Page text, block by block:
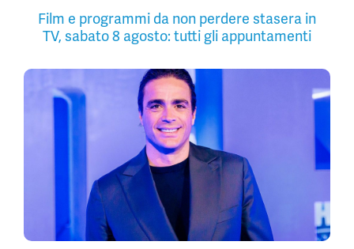
Film e programmi da non perdere stasera in
TV, sabato 8 agosto: tutti gli appuntamenti